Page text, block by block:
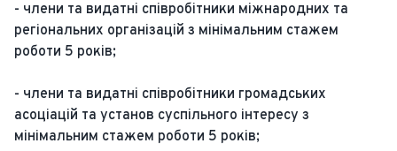
- члени та видатні співробітники міжнародних та
регіональних організацій з мінімальним стажем
роботи 5 років;
- члени та видатні співробітники громадських
асоціацій та установ суспільного інтересу з
мінімальним стажем роботи 5 років;